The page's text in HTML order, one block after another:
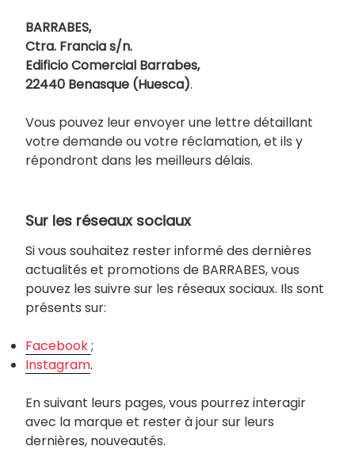
BARRABES,
Ctra. Francia s/n.
Edificio Comercial Barrabes,
22440 Benasque (Huesca).
Vous pouvez leur envoyer une lettre détaillant
votre demande ou votre réclamation, et ils y
répondront dans les meilleurs délais.
Sur les réseaux sociaux
Si vous souhaitez rester informé des dernières
actualités et promotions de BARRABES, vous
pouvez les suivre sur les réseaux sociaux. Ils sont
présents sur:
Facebook;
Instagram.
En suivant leurs pages, vous pourrez interagir
avec la marque et rester à jour sur leurs
dernières, nouveautés.